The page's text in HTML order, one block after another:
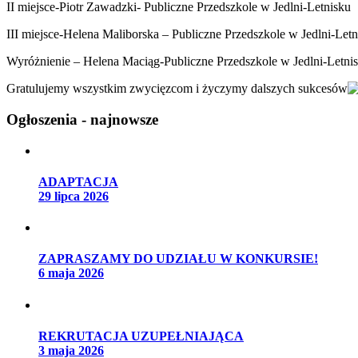
II miejsce-Piotr Zawadzki- Publiczne Przedszkole w Jedlni-Letnisku
III miejsce-Helena Maliborska – Publiczne Przedszkole w Jedlni-
Wyróżnienie – Helena Maciąg-Publiczne Przedszkole w Jedlni-
Gratulujemy wszystkim zwycięzcom i życzymy dalszych sukcesów
Ogłoszenia - najnowsze
ADAPTACJA
29 lipca 2026
ZAPRASZAMY DO UDZIAŁU W KONKURSIE!
6 maja 2026
REKRUTACJA UZUPEŁNIAJĄCA
3 maja 2026